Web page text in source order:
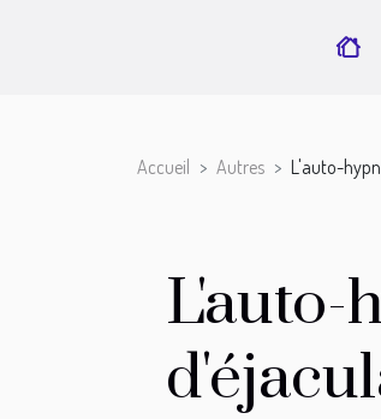
Accueil Autres L'auto-
L'auto-